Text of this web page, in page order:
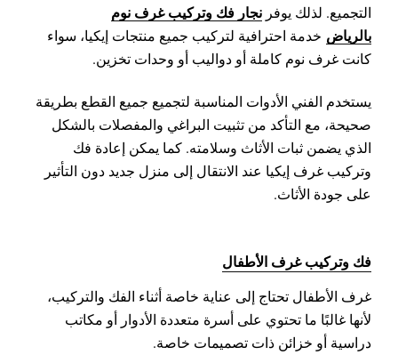
التجميع. لذلك يوفر نجار فك وتركيب غرف نوم
بالرياض خدمة احترافية لتركيب جميع منتجات إيكيا، سواء
كانت غرف نوم كاملة أو دواليب أو وحدات تخزين.
يستخدم الفني الأدوات المناسبة لتجميع جميع القطع بطريقة
صحيحة، مع التأكد من تثبيت البراغي والمفصلات بالشكل
الذي يضمن ثبات الأثاث وسلامته. كما يمكن إعادة فك
وتركيب غرف إيكيا عند الانتقال إلى منزل جديد دون التأثير
على جودة الأثاث.
فك وتركيب غرف الأطفال
غرف الأطفال تحتاج إلى عناية خاصة أثناء الفك والتركيب،
لأنها غالبًا ما تحتوي على أسرة متعددة الأدوار أو مكاتب
دراسية أو خزائن ذات تصميمات خاصة.